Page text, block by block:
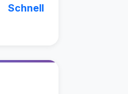
Schnell